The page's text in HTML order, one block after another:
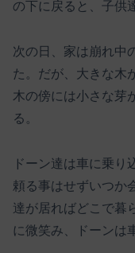
の下に戻ると、子供
次の日、家は崩れ中
た。だが、大きな木
木の傍には小さな芽
る。
ドーン達は車に乗り
頼る事はせずいつか
達が居ればどこで暮
に微笑み、ドーンは